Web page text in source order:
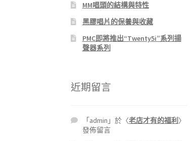
MM唱頭的結構與特性
黑膠唱片的保養與收藏
PMC即將推出“Twenty5i”系列揚
聲器系列
近期留言
「admin 」於〈老店才有的福利 〉
發佈留言